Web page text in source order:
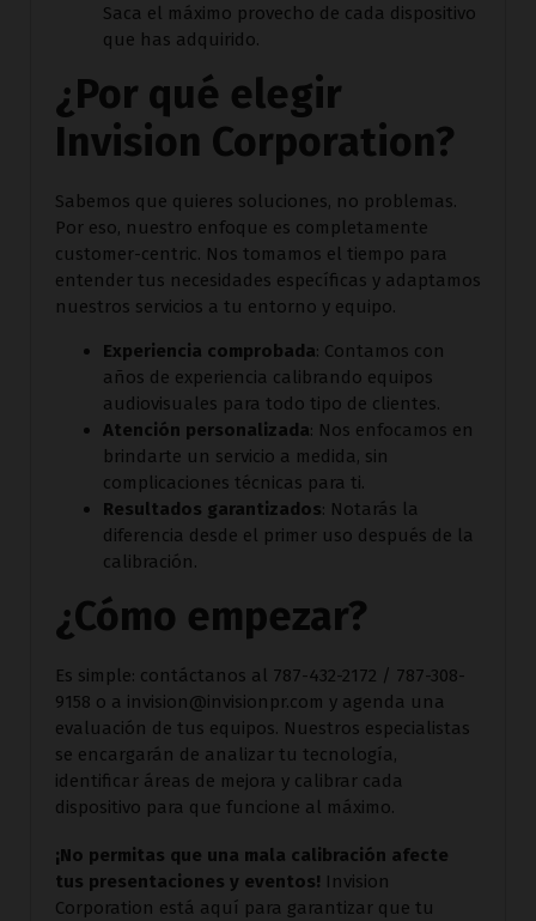
Saca el máximo provecho de cada dispositivo
que has adquirido.
¿Por qué elegir
Invision Corporation?
Sabemos que quieres soluciones, no problemas.
Por eso, nuestro enfoque es completamente
customer-centric. Nos tomamos el tiempo para
entender tus necesidades específicas y adaptamos
nuestros servicios a tu entorno y equipo.
Experiencia comprobada: Contamos con
años de experiencia calibrando equipos
audiovisuales para todo tipo de clientes.
Atención personalizada: Nos enfocamos en
brindarte un servicio a medida, sin
complicaciones técnicas para ti.
Resultados garantizados: Notarás la
diferencia desde el primer uso después de la
calibración.
¿Cómo empezar?
Es simple: contáctanos al 787-432-2172 / 787-308-
9158 o a invision@invisionpr.com y agenda una
evaluación de tus equipos. Nuestros especialistas
se encargarán de analizar tu tecnología,
identificar áreas de mejora y calibrar cada
dispositivo para que funcione al máximo.
¡No permitas que una mala calibración afecte
tus presentaciones y eventos! Invision
Corporation está aquí para garantizar que tu